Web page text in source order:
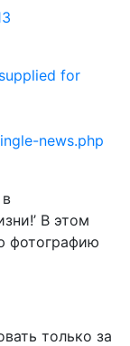
for
news.php
В этом
фотографию
только за